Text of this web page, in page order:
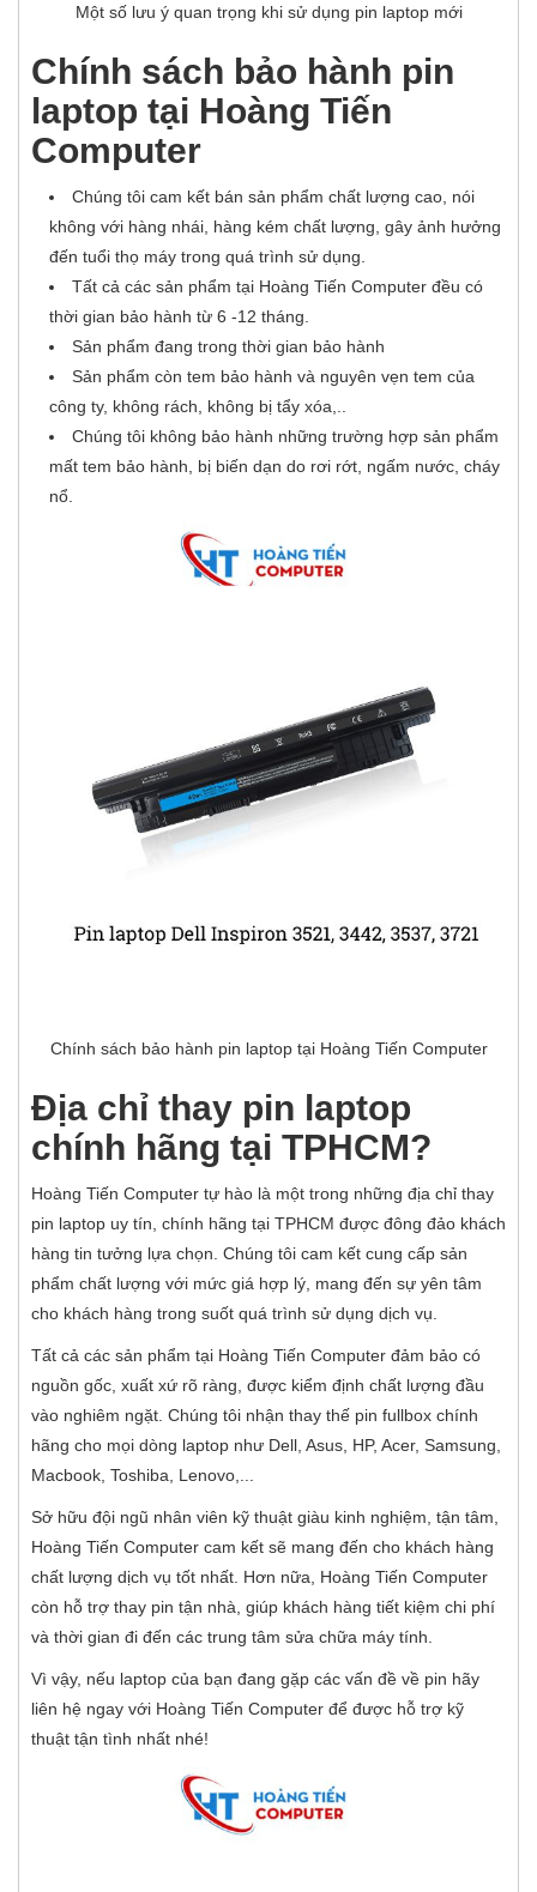
Một số lưu ý quan trọng khi sử dụng pin laptop mới
Chính sách bảo hành pin
laptop tại Hoàng Tiến
Computer
Chúng tôi cam kết bán sản phẩm chất lượng cao, nói
không với hàng nhái, hàng kém chất lượng, gây ảnh hưởng
đến tuổi thọ máy trong quá trình sử dụng.
Tất cả các sản phẩm tại Hoàng Tiến Computer đều có
thời gian bảo hành từ 6 -12 tháng.
Sản phẩm đang trong thời gian bảo hành
Sản phẩm còn tem bảo hành và nguyên vẹn tem của
công ty, không rách, không bị tẩy xóa,..
Chúng tôi không bảo hành những trường hợp sản phẩm
mất tem bảo hành, bị biến dạn do rơi rớt, ngấm nước, cháy
nổ.
Chính sách bảo hành pin laptop tại Hoàng Tiến Computer
Địa chỉ thay pin laptop
chính hãng tại TPHCM?
Hoàng Tiến Computer tự hào là một trong những địa chỉ thay
pin laptop uy tín, chính hãng tại TPHCM được đông đảo khách
hàng tin tưởng lựa chọn. Chúng tôi cam kết cung cấp sản
phẩm chất lượng với mức giá hợp lý, mang đến sự yên tâm
cho khách hàng trong suốt quá trình sử dụng dịch vụ.
Tất cả các sản phẩm tại Hoàng Tiến Computer đảm bảo có
nguồn gốc, xuất xứ rõ ràng, được kiểm định chất lượng đầu
vào nghiêm ngặt. Chúng tôi nhận thay thế pin fullbox chính
hãng cho mọi dòng laptop như Dell, Asus, HP, Acer, Samsung,
Macbook, Toshiba, Lenovo,...
Sở hữu đội ngũ nhân viên kỹ thuật giàu kinh nghiệm, tận tâm,
Hoàng Tiến Computer cam kết sẽ mang đến cho khách hàng
chất lượng dịch vụ tốt nhất. Hơn nữa, Hoàng Tiến Computer
còn hỗ trợ thay pin tận nhà, giúp khách hàng tiết kiệm chi phí
và thời gian đi đến các trung tâm sửa chữa máy tính.
Vì vậy, nếu laptop của bạn đang gặp các vấn đề về pin hãy
liên hệ ngay với Hoàng Tiến Computer để được hỗ trợ kỹ
thuật tận tình nhất nhé!